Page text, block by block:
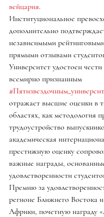
вейцария.
Институциональное
дополнительно
независимыми
прямыми отзывами
Университет удостоен
всемирно признанным
отражает высшие оценки в
областях, как методология
трудоустройство
академическая
престижную оценку
важные награды,
удовлетворенности
Премию за
регионе Ближнего Востока
Африки, почетную награду